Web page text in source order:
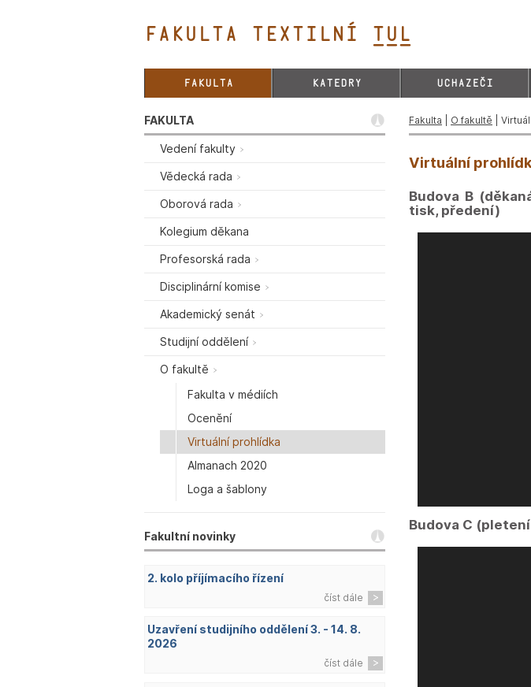
FAKULTA TEXTILNÍ TUL&
FAKULTA KATEDRY UCHAZEČI
FAKULTA
Vedení fakulty
Vědecká rada
Oborová rada
Kolegium děkana
Profesorská rada
Disciplinární komise
Akademický senát
Studijní oddělení
O fakultě
Fakulta v médiích
Ocenění
Virtuální prohlídka
Almanach 2020
Loga a šablony
Fakultní novinky
2. kolo příjímacího řízení
číst dále
Uzavření studijního oddělení 3. - 14. 8.
2026
číst dále
Fakulta O fakultě |
Virtuální
Budova B
tisk, předení)
Budova C